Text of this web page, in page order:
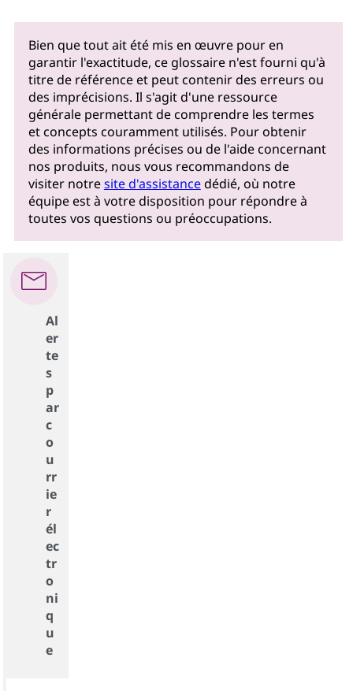
Bien que tout ait été mis en œuvre pour en
garantir l'exactitude, ce glossaire n'est fourni qu'à
titre de référence et peut contenir des erreurs ou
des imprécisions. Il s'agit d'une ressource
générale permettant de comprendre les termes
et concepts couramment utilisés. Pour obtenir
des informations précises ou de l'aide concernant
nos produits, nous vous recommandons de
visiter notresite d'assistancedédié, où notre
équipe est à votre disposition pour répondre à
toutes vos questions ou préoccupations.
Al
er
te
s
p
ar
c
o
u
rr
ie
r
él
ec
tr
o
ni
q
u
e